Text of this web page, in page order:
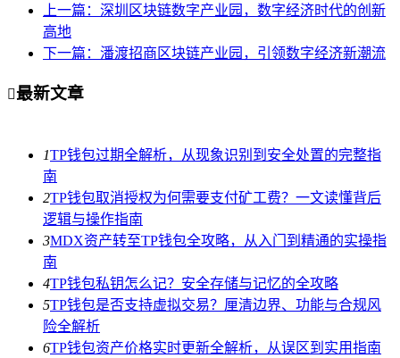
上一篇：深圳区块链数字产业园，数字经济时代的创新
高地
下一篇：潘渡招商区块链产业园，引领数字经济新潮流
最新文章
1TP钱包过期全解析，从现象识别到安全处置的完整指
南
2TP钱包取消授权为何需要支付矿工费？一文读懂背后
逻辑与操作指南
3MDX资产转至TP钱包全攻略，从入门到精通的实操指
南
4TP钱包私钥怎么记？安全存储与记忆的全攻略
5TP钱包是否支持虚拟交易？厘清边界、功能与合规风
险全解析
6TP钱包资产价格实时更新全解析，从误区到实用指南